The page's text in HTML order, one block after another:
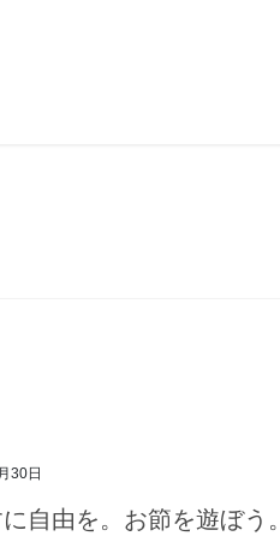
30日
に自由を。お節を遊ぼう。